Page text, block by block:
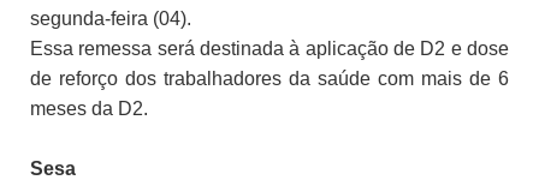
segunda-feira (04).
Essa remessa será destinada à aplicação de D2 e dose
de reforço dos trabalhadores da saúde com mais de 6
meses da D2.
Sesa